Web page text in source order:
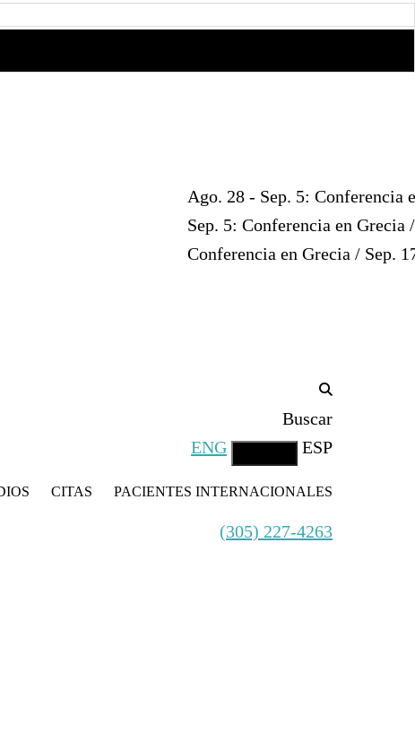
Ago. 28 - Sep. 5: Conferencia en
Sep. 5: Conferencia en Grecia / Sep.
Conferencia en Grecia / Sep. 17-19:
Buscar
ENG
ESP
CITAS PACIENTES INTERNACIONALES
(305) 227-4263